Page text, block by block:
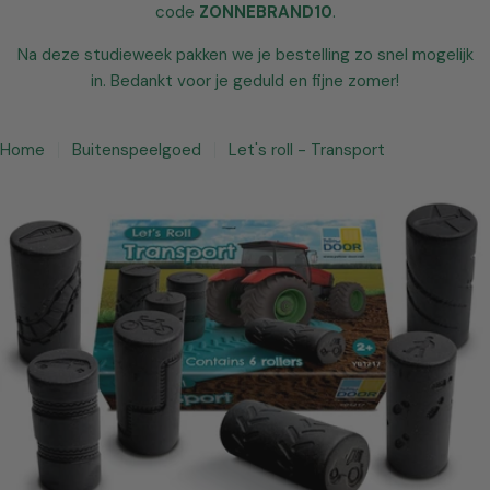
code ZONNEBRAND10.
Na deze studieweek pakken we je bestelling zo snel mogelijk
in. Bedankt voor je geduld en fijne zomer!
Home Buitenspeelgoed Let's roll - Transport
media 0 in modaal